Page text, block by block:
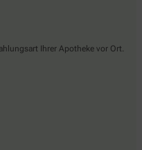
Ihrer Apotheke vor Ort.